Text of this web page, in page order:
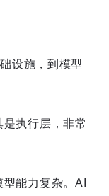
设施，到模型
执行层，非常
能力复杂。AI